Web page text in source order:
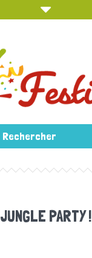
JUNGLE PARTY !